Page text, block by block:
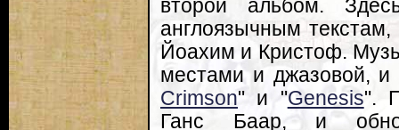
второй альбом.
англоязычным
Йоахим и Кристоф.
местами и джазовой, и
Crimson" и "Genesis".
Ганс Баар, и